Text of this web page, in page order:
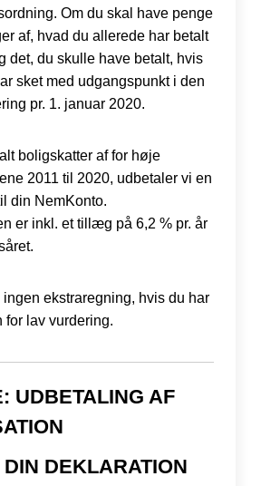
Om du skal have penge
af, hvad du allerede har betalt
det, du skulle have betalt, hvis
sket med udgangspunkt i den
pr. 1. januar 2020.
boligskatter af for høje
2011 til 2020, udbetaler vi en
din NemKonto.
er inkl. et tillæg på 6,2 % pr. år
ingen ekstraregning, hvis du har
for lav vurdering.
UDBETALING AF
DEKLARATION